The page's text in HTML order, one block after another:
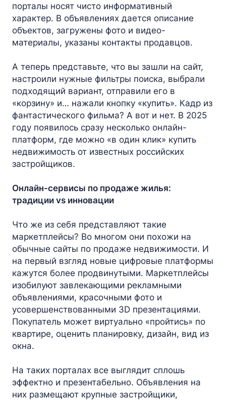
порталы носят чисто информативный
характер. В объявлениях дается описание
объектов, загружены фото и видео-
материалы, указаны контакты продавцов.
А теперь представьте, что вы зашли на сайт,
настроили нужные фильтры поиска, выбрали
подходящий вариант, отправили его в
«корзину» и… нажали кнопку «купить». Кадр из
фантастического фильма? А вот и нет. В 2025
году появилось сразу несколько онлайн-
платформ, где можно «в один клик» купить
недвижимость от известных российских
застройщиков.
Онлайн-сервисы по продаже жилья:
традиции vs инновации
Что же из себя представляют такие
маркетплейсы? Во многом они похожи на
обычные сайты по продаже недвижимости. И
на первый взгляд новые цифровые платформы
кажутся более продвинутыми. Маркетплейсы
изобилуют завлекающими рекламными
объявлениями, красочными фото и
усовершенствованными 3D презентациями.
Покупатель может виртуально «пройтись» по
квартире, оценить планировку, дизайн, вид из
окна.
На таких порталах все выглядит сплошь
эффектно и презентабельно. Объявления на
них размещают крупные застройщики,